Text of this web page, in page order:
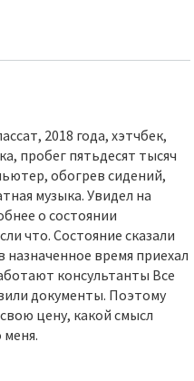
2018 года, хэтчбек,
пробег пятьдесят тысяч
обогрев сидений,
музыка. Увидел на
о состоянии
что. Состояние сказали
назначенное время приехал
консультанты Все
документы. Поэтому
цену, какой смысл
меня.